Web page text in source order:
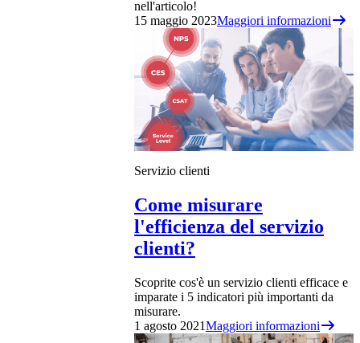
nell'articolo!
15 maggio 2023Maggiori informazioni
Servizio clienti
Come misurare
l'efficienza del servizio
clienti?
Scoprite cos'è un servizio clienti efficace e
imparate i 5 indicatori più importanti da
misurare.
1 agosto 2021Maggiori informazioni